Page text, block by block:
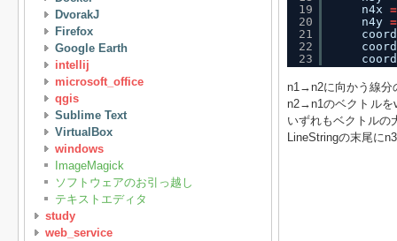
DvorakJ
Firefox
Google Earth
intellij
microsoft_office
qgis
Sublime Text
VirtualBox
windows
ImageMagick
ソフトウェアのお引っ越し
テキストエディタ
study
web_service
19
20
21
22
23
n4x =
n4y =
n1→n2に向かう線分
n2→n1のベクトルを
いずれもベクトルの
LineStringの末尾に